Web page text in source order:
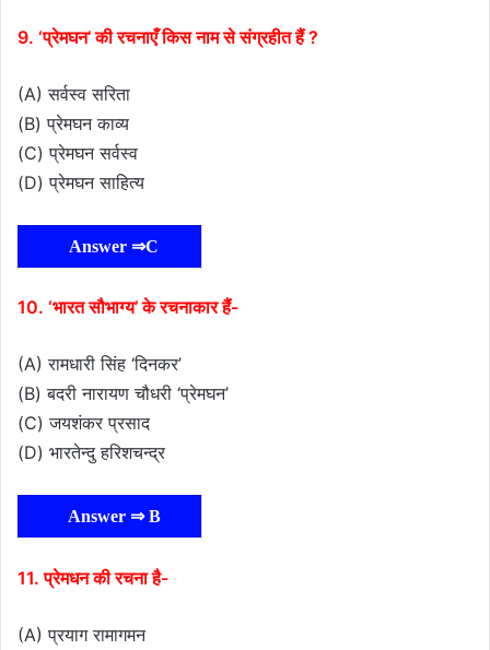
9. ‘प्रेमघन’ की रचनाएँ किस नाम से संग्रहीत हैं ?
(A) सर्वस्व सरिता
(B) प्रेमघन काव्य
(C) प्रेमघन सर्वस्व
(D) प्रेमघन साहित्य
Answer ⇒C
10. ‘भारत सौभाग्य’ के रचनाकार हैं-
(A) रामधारी सिंह ‘दिनकर’
(B) बदरी नारायण चौधरी ‘प्रेमघन’
(C) जयशंकर प्रसाद
(D) भारतेन्दु हरिशचन्द्र
Answer ⇒ B
11. प्रेमधन की रचना है-
(A) प्रयाग रामागमन